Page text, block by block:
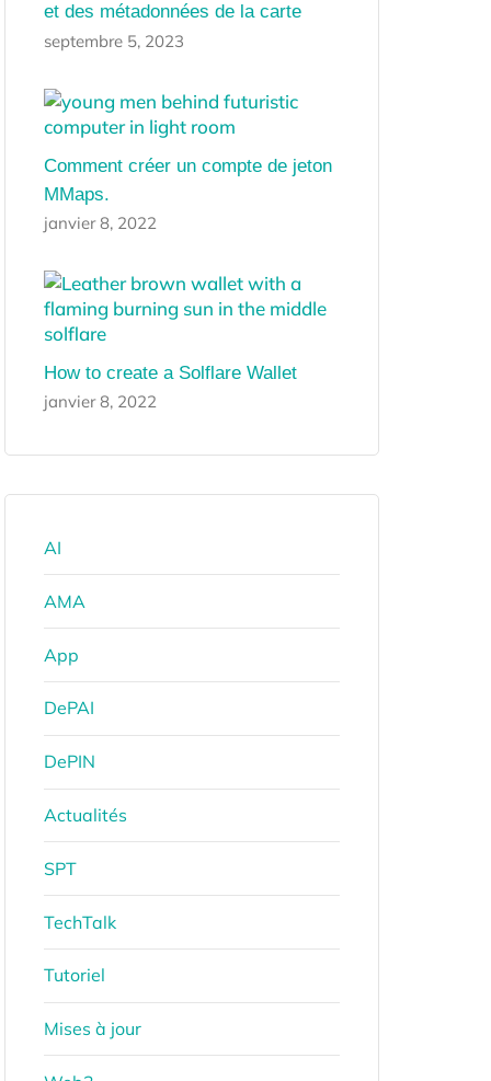
et des métadonnées de la carte
septembre 5, 2023
Comment créer un compte de jeton
MMaps.
janvier 8, 2022
How to create a Solflare Wallet
janvier 8, 2022
AI
AMA
App
DePAI
DePIN
Actualités
SPT
TechTalk
Tutoriel
Mises à jour